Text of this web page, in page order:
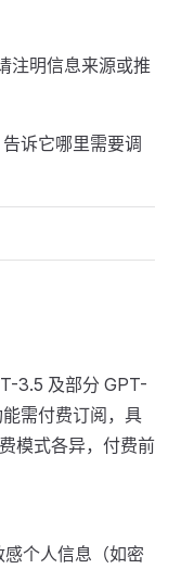
注明信息来源或推
诉它哪里需要调
3.5 及部分 GPT-
需付费订阅，具
模式各异，付费前
个人信息（如密